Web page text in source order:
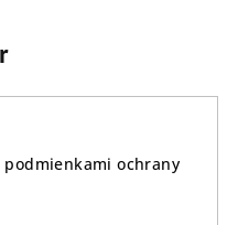
podmienkami ochrany